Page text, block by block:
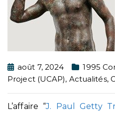
août 7, 2024 1995
Project (UCAP), Actualités,
L’affaire “J. Paul Getty